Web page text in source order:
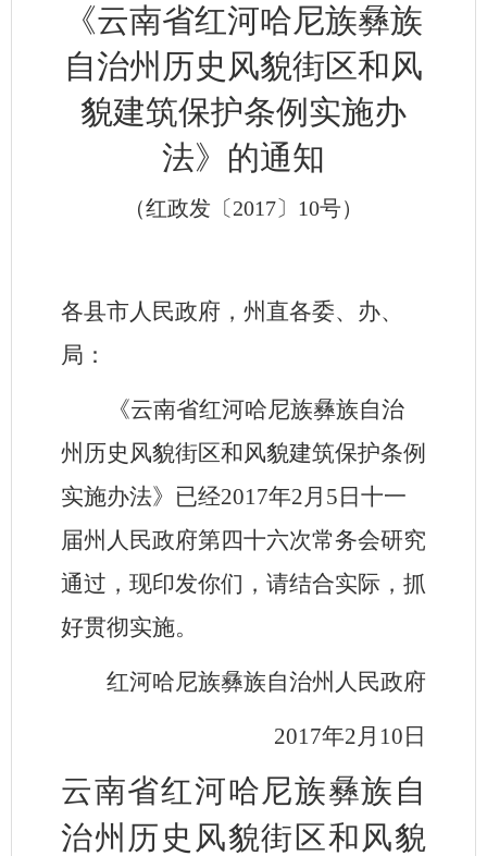
《云南省红河哈尼族彝族
自治州历史风貌街区和风
貌建筑保护条例实施办
法》的通知
（红政发〔2017〕10号）
各县市人民政府，州直各委、办、
局：
《云南省红河哈尼族彝族自治
州历史风貌街区和风貌建筑保护条例
实施办法》已经2017年2月5日十一
届州人民政府第四十六次常务会研究
通过，现印发你们，请结合实际，抓
好贯彻实施。
红河哈尼族彝族自治州人民政府
2017年2月10日
云南省红河哈尼族彝族自
治州 历史风貌街区和风貌